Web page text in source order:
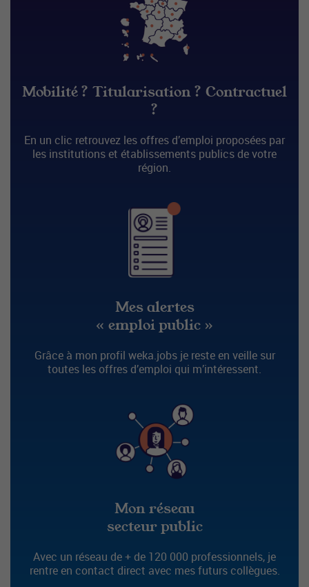
Mobilité ? Titularisation ? Contractuel
?
En un clic retrouvez les offres d’emploi proposées par
les institutions et établissements publics de votre
région.
Mes alertes
« emploi public »
Grâce à mon profil weka.jobs je reste en veille sur
toutes les offres d’emploi qui m’intéressent.
Mon réseau
secteur public
Avec un réseau de + de 120 000 professionnels, je
rentre en contact direct avec mes futurs collègues.